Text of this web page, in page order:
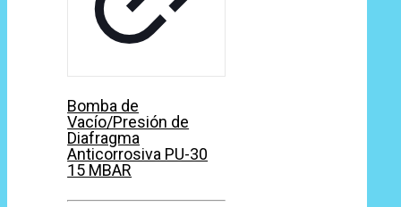
Bomba de
Vacío/Presión de
Diafragma
Anticorrosiva PU-30
15 MBAR